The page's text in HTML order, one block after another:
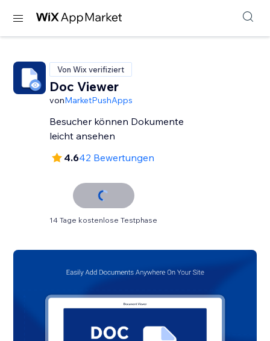
Von Wix verifiziert
Doc Viewer
vonMarketPushApps
Besucher können Dokumente
leicht ansehen
4.642 Bewertungen
14 Tage kostenlose Testphase